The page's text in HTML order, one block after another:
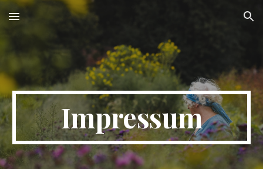
Skip to main content Skip to navigation
Impressum